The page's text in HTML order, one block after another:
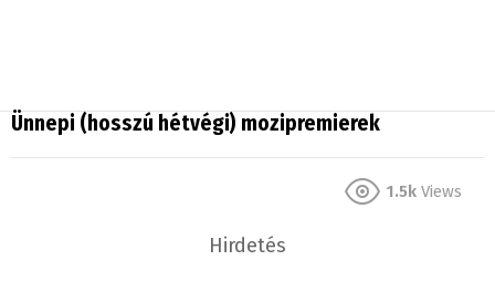
Ünnepi (hosszú hétvégi) mozipremierek
1.5k Views
Hirdetés